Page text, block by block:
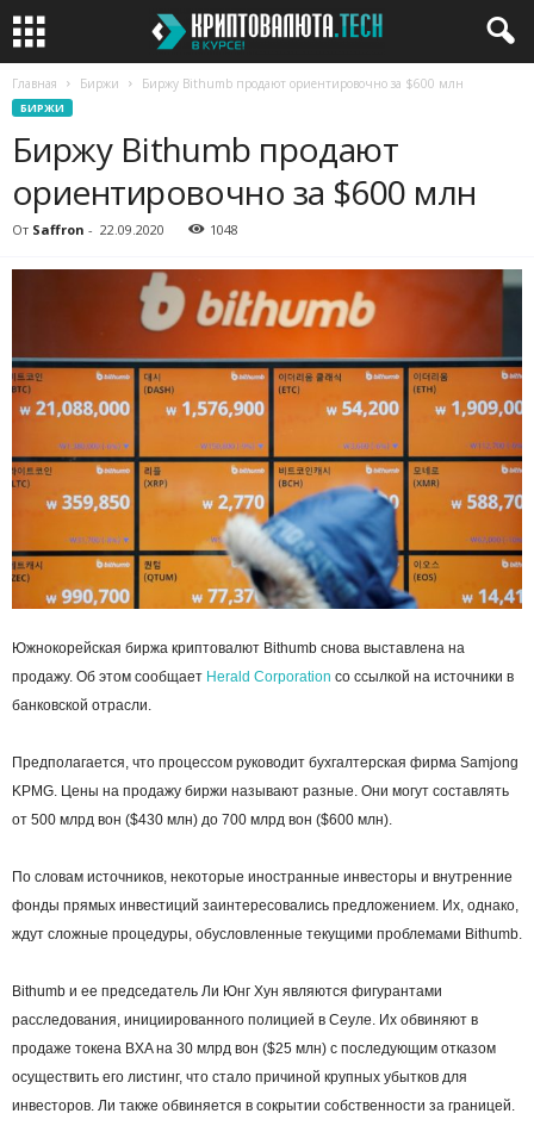
Главная Биржи Биржу Bithumb продают ориентировочно за $600 млн
БИРЖИ
Биржу Bithumb продают
ориентировочно за $600 млн
От Saffron - 22.09.2020 1048
Южнокорейская биржа криптовалют Bithumb снова выставлена на
продажу. Об этом сообщает Herald Corporation со ссылкой на источники в
банковской отрасли.
Предполагается, что процессом руководит бухгалтерская фирма Samjong
KPMG. Цены на продажу биржи называют разные. Они могут составлять
от 500 млрд вон ($430 млн) до 700 млрд вон ($600 млн).
По словам источников, некоторые иностранные инвесторы и внутренние
фонды прямых инвестиций заинтересовались предложением. Их, однако,
ждут сложные процедуры, обусловленные текущими проблемами Bithumb.
Bithumb и ее председатель Ли Юнг Хун являются фигурантами
расследования, инициированного полицией в Сеуле. Их обвиняют в
продаже токена BXA на 30 млрд вон ($25 млн) с последующим отказом
осуществить его листинг, что стало причиной крупных убытков для
инвесторов. Ли также обвиняется в сокрытии собственности за границей.